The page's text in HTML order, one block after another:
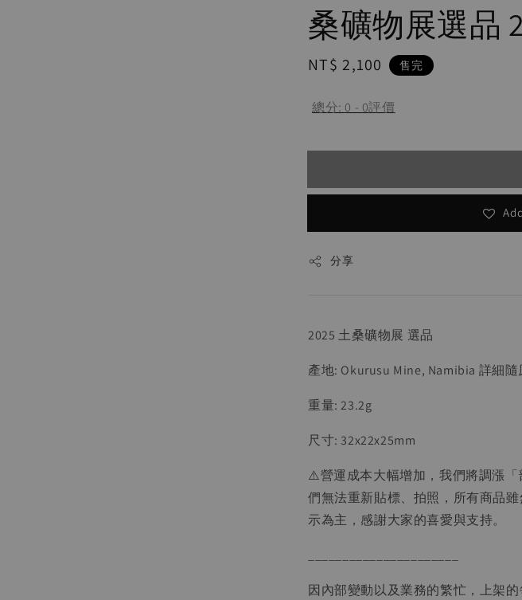
桑礦物展選品
Regular
NT$ 2,100 售完
總分: 0 - 0評價
分享
2025 土桑礦物展 選品
產地: Okurusu Mine, Namibia 詳細
重量: 23.2g
尺寸: 32x22x25mm
⚠️營運成本大幅增加，我們將調漲
們無法重新貼標、拍照，所有商品
示為主，感謝大家的喜愛與支持。
因內部變動以及業務的繁忙，上架